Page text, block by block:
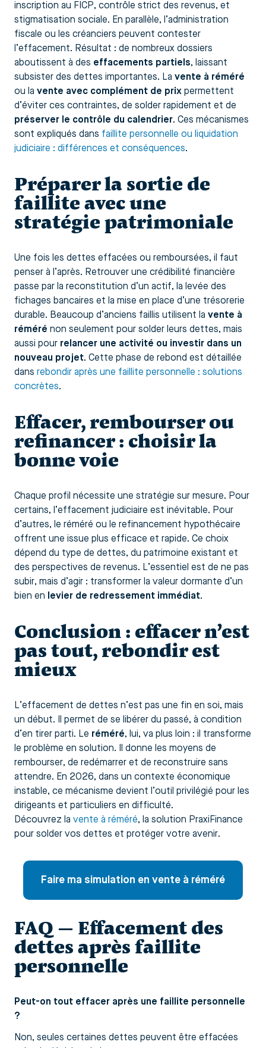
inscription au FICP, contrôle strict des revenus, et
stigmatisation sociale. En parallèle, l’administration
fiscale ou les créanciers peuvent contester
l’effacement. Résultat : de nombreux dossiers
aboutissent à des effacements partiels, laissant
subsister des dettes importantes. La vente à réméré
ou la vente avec complément de prix permettent
d’éviter ces contraintes, de solder rapidement et de
préserver le contrôle du calendrier. Ces mécanismes
sont expliqués dans faillite personnelle ou liquidation
judiciaire : différences et conséquences.
Préparer la sortie de
faillite avec une
stratégie patrimoniale
Une fois les dettes effacées ou remboursées, il faut
penser à l’après. Retrouver une crédibilité financière
passe par la reconstitution d’un actif, la levée des
fichages bancaires et la mise en place d’une trésorerie
durable. Beaucoup d’anciens faillis utilisent la vente à
réméré non seulement pour solder leurs dettes, mais
aussi pour relancer une activité ou investir dans un
nouveau projet. Cette phase de rebond est détaillée
dans rebondir après une faillite personnelle : solutions
concrètes.
Effacer, rembourser ou
refinancer : choisir la
bonne voie
Chaque profil nécessite une stratégie sur mesure. Pour
certains, l’effacement judiciaire est inévitable. Pour
d’autres, le réméré ou le refinancement hypothécaire
offrent une issue plus efficace et rapide. Ce choix
dépend du type de dettes, du patrimoine existant et
des perspectives de revenus. L’essentiel est de ne pas
subir, mais d’agir : transformer la valeur dormante d’un
bien en
levier de redressement immédiat.
Conclusion : effacer n’est
pas tout, rebondir est
mieux
L’effacement de dettes n’est pas une fin en soi, mais
un début. Il permet de se libérer du passé, à condition
d’en tirer parti. Le réméré, lui, va plus loin : il transforme
le problème en solution. Il donne les moyens de
rembourser, de redémarrer et de reconstruire sans
attendre. En 2026, dans un contexte économique
instable, ce mécanisme devient l’outil privilégié pour les
dirigeants et particuliers en difficulté.
Découvrez la vente à réméré, la solution PraxiFinance
pour solder vos dettes et protéger votre avenir.
Faire ma simulation en vente à réméré
FAQ — Effacement des
dettes après faillite
personnelle
Peut-on tout effacer après une faillite personnelle
?
Non, seules certaines dettes peuvent être effacées